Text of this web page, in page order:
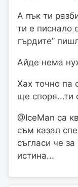
А пък ти
ти е писнало
гърдите”
Айде нема
Хах точно па
ще споря...ти
@IceMan са
съм казал
съгласи че
истина...